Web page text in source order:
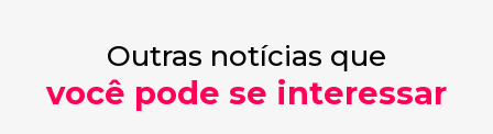
Outras notícias que
você pode se interessar